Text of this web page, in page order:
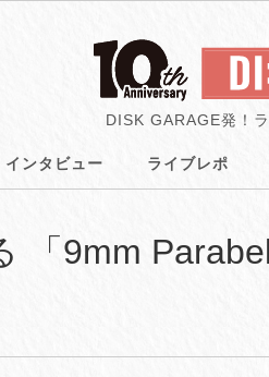
DISK GARAGE発！
インタビュー ライブレポ
「9mm